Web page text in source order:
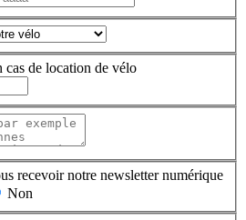
cas de location de vélo
recevoir notre newsletter numérique
Non